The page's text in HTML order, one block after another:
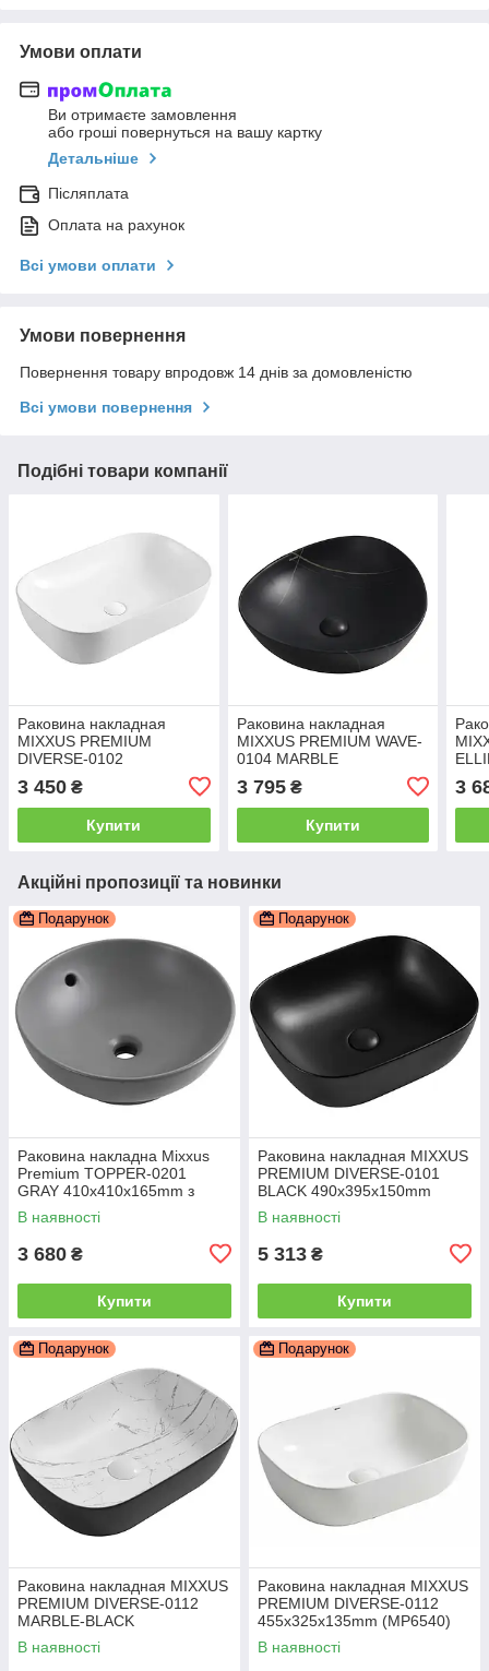
Умови оплати
Ви отримаєте замовлення
або гроші повернуться на вашу картку
Детальніше
Післяплата
Оплата на рахунок
Всі умови оплати
Умови повернення
Повернення товару впродовж 14 днів за домовленістю
Всі умови повернення
Подібні товари компанії
Раковина накладная
MIXXUS PREMIUM
DIVERSE-0102
(MP6486)
3 450 ₴
Купити
Раковина накладная
MIXXUS PREMIUM WAVE-
0104 MARBLE
(MP6534)
3 795₴
Купити
3
Акційні пропозиції та новинки
Подарунок
Раковина накладна Mixxus
Premium TOPPER-0201
GRAY 410x410x165mm з
переливом (MP6649)
В наявності
3 680 ₴
Купити
Подарунок
Раковина накладная MIXXUS
PREMIUM DIVERSE-0101
BLACK 490х395х150mm
(MP6485)
В наявності
5 313 ₴
Купити
Подарунок
Раковина накладная MIXXUS
PREMIUM DIVERSE-0112
MARBLE-BLACK
455х325х135mm (MP6541)
В наявності
Подарунок
Раковина накладная MIXXUS
PREMIUM DIVERSE-0112
455х325х135mm (MP6540)
В наявності